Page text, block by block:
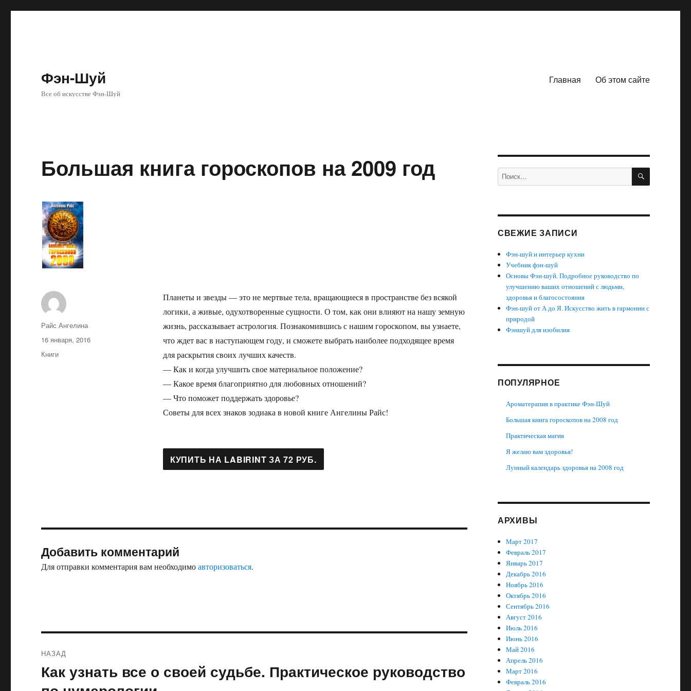
Фэн-Шуй
Все об искусстве Фэн-Шуй
Главная Об этом сайте
Большая книга гороскопов на 2009 год
Планеты и звезды — это не мертвые тела, вращающиеся в пространстве без всякой
логики, а живые, одухотворенные сущности. О том, как они влияют на нашу земную
жизнь, рассказывает астрология. Познакомившись с нашим гороскопом, вы узнаете,
что ждет вас в наступающем году, и сможете выбрать наиболее подходящее время
для раскрытия своих лучших качеств.
— Как и когда улучшить свое материальное положение?
— Какое время благоприятно для любовных отношений?
— Что поможет поддержать здоровье?
Советы для всех знаков зодиака в новой книге Ангелины Райс!
Автор
Райс Ангелина
Опубликовано
16 января, 2016
Рубрики
Книги
Добавить комментарий
Для отправки комментария вам необходимоавторизоваться.
по
записям
НАЗАД
Предыдущая
Как узнать все о своей судьбе. Практическое руководство
Искать: ПОИСК
СВЕЖИЕ ЗАПИСИ
Фэн-шуй и интерьер кухни
Учебник фэн-шуй
Основы Фэн-шуй. Подробное руководство по
улучшению ваших отношений с людьми,
здоровья и благосостояния
Фэн-шуй от А до Я. Искусство жить в гармонии с
природой
Фэншуй для изобилия
ПОПУЛЯРНОЕ
Ароматерапия в практике Фэн-Шуй
Большая книга гороскопов на 2008 год
Практическая магия
Я желаю вам здоровья!
Лунный календарь здоровья на 2008 год
АРХИВЫ
Март 2017
Февраль 2017
Январь 2017
Декабрь 2016
Ноябрь 2016
Октябрь 2016
Сентябрь 2016
Август 2016
Июль 2016
Июнь 2016
Май 2016
Апрель 2016
Март 2016
Февраль 2016